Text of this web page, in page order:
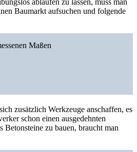
Baumarkt aufsuchen und folgende
Maßen
zusätzlich Werkzeuge anschaffen, es
schon einen ausgedehnten
Betonsteine zu bauen, braucht man